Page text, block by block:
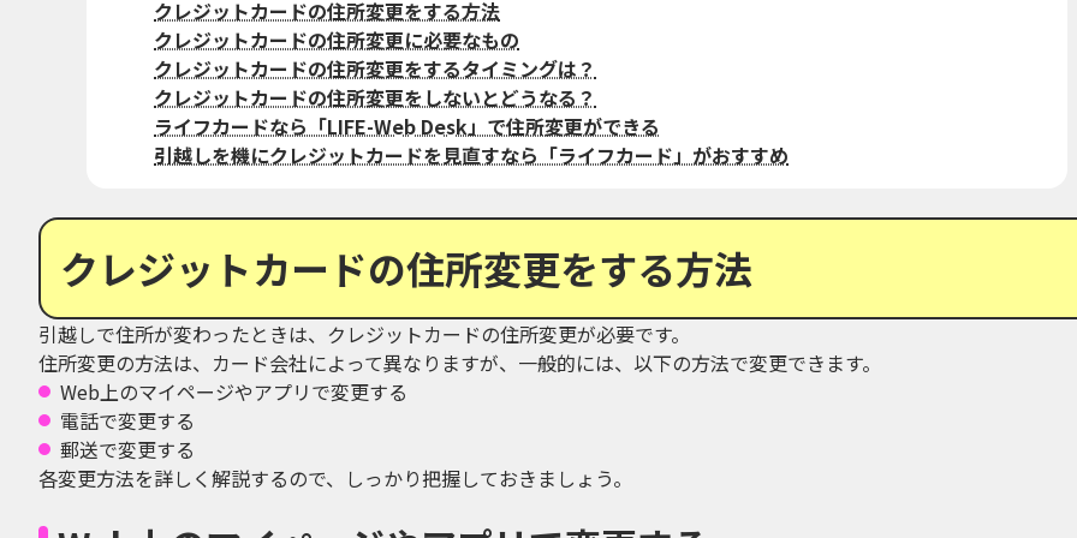
クレジットカードの住所変更をする方法
クレジットカードの住所変更に必要なもの
クレジットカードの住所変更をするタイミングは？
クレジットカードの住所変更をしないとどうなる？
ライフカードなら「LIFE-Web Desk」で住所変更ができる
引越しを機にクレジットカードを見直すなら「ライフカード」がおすすめ
クレジットカードの住所変更をする方法
引越しで住所が変わったときは、クレジットカードの住所変更が必要です。
住所変更の方法は、カード会社によって異なりますが、一般的には、以下の方法で変更できます。
Web上のマイページやアプリで変更する
電話で変更する
郵送で変更する
各変更方法を詳しく解説するので、しっかり把握しておきましょう。